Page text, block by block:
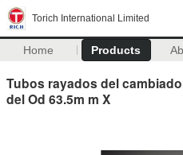
Torich International Limited
Home Products
Tubos rayados del
del Od 63.5m m X